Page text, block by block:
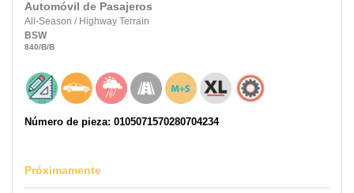
Automóvil de Pasajeros
All-Season / Highway Terrain
BSW
840/B/B
Número de pieza: 0105071570280704234
Próximamente